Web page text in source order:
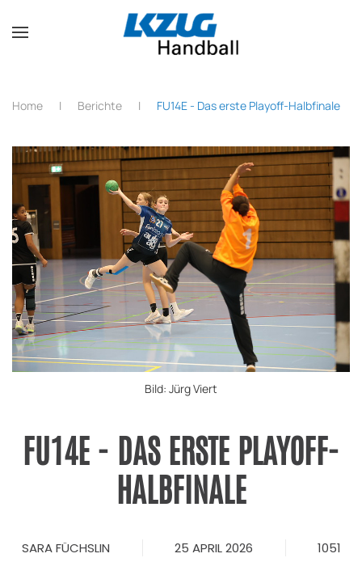
Zum Hauptinhalt springen
Home Berichte FU14E - Das erste Playoff-Halbfinale
Bild: Jürg Viert
FU14E - DAS ERSTE PLAYOFF-
HALBFINALE
SARA FÜCHSLIN 25 APRIL 2026 1051